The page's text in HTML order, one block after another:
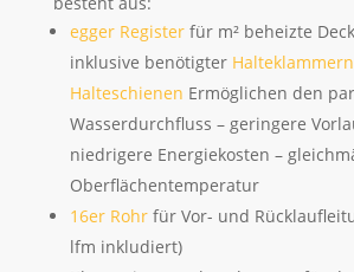
egger Registerfür m² beheizte
inklusive benötigter Halteklammern
Halteschienen Ermöglichen den
Wasserdurchfluss – geringere
niedrigere Energiekosten –
Oberflächentemperatur
16er Rohr für Vor- und
lfm inkludiert)